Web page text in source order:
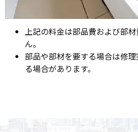
上記の料金は部品費および部
ん。
部品や部材を要する場合は修
る場合があります。